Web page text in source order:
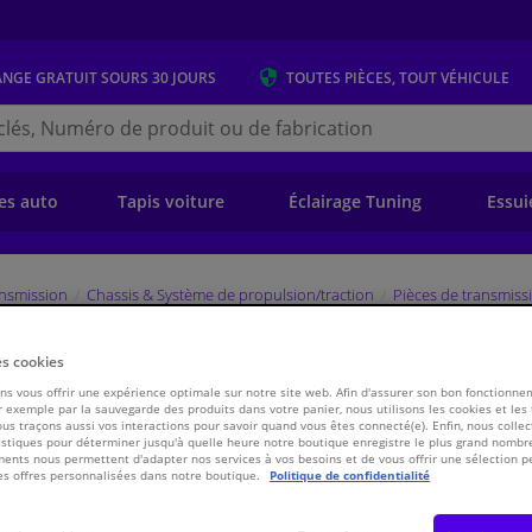
GRATUITSOURS 30 JOURS TOUTES PIÈCES, TOUT VÉHICULE
auto Tapis voiture Éclairage Tuning
Chassis & Système de propulsion/traction Pièces de
de commande 38347 FEBI
€ 13,58 TTC
Voir les
cookies
vous offrir une expérience optimale sur notre site web. Afin d'assurer son bon
exemple par la sauvegarde des produits dans votre panier, nous utilisons les cookies et les
traçons aussi vos interactions pour savoir quand vous êtes connecté(e). Enfin, nous
pour déterminer jusqu'à quelle heure notre boutique enregistre le plus grand
nous permettent d'adapter nos services à vos besoins et de vous offrir une sélection
offres personnalisées dans notre boutique.
Politique de confidentialité